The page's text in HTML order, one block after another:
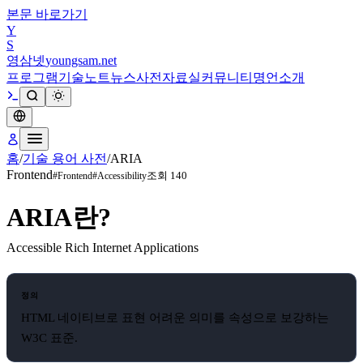
본문 바로가기
Y
S
영삼넷youngsam.net
프로그램기술노트뉴스사전 자료실커뮤니티 명언 소개
홈/기술 용어 사전/ARIA
Frontend#Frontend#Accessibility조회 140
ARIA란?
Accessible Rich Internet Applications
정의
HTML 네이티브로 표현 어려운 의미를 속성으로 보강하는
W3C 표준.